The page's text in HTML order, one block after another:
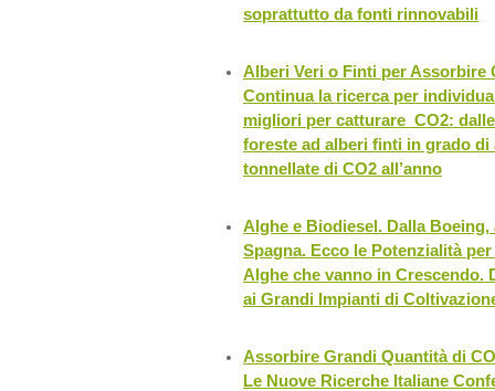
soprattutto da fonti rinnovabili
Alberi Veri o Finti per Assorbire
Continua la ricerca per
migliori per catturare CO2:
foreste ad alberi finti in grado di
tonnellate di CO2 all’anno
Alghe e Biodiesel. Dalla Boeing,
Spagna. Ecco le Potenzialità
Alghe che vanno in Crescendo.
ai Grandi Impianti di
Assorbire Grandi Quantità di
Le Nuove Ricerche Italiane